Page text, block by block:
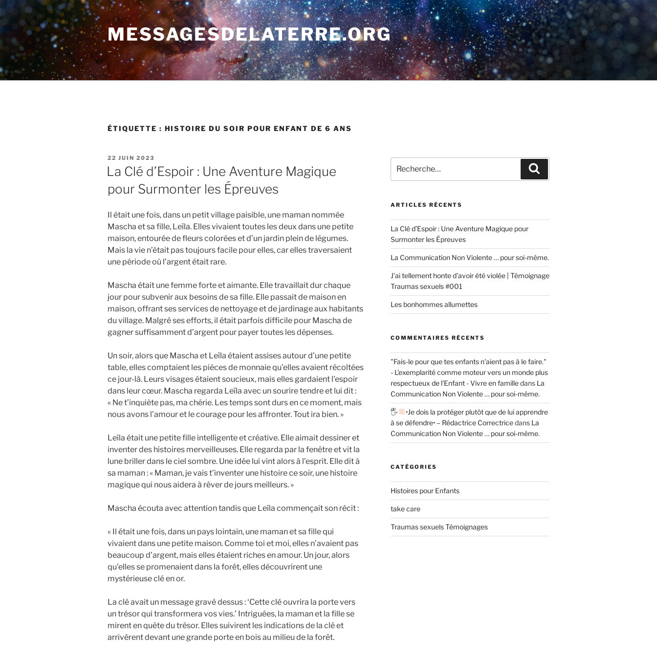
au
contenu
principal
MESSAGESDELATERRE.ORG
–
ÉTIQUETTE : HISTOIRE DU SOIR POUR ENFANT DE 6 ANS
PUBLIÉ
LE
22 JUIN 2023
La Clé d’Espoir : Une Aventure Magique
pour Surmonter les Épreuves
Il était une fois, dans un petit village paisible, une maman nommée
Mascha et sa fille, Leïla. Elles vivaient toutes les deux dans une petite
maison, entourée de fleurs colorées et d’un jardin plein de légumes.
Mais la vie n’était pas toujours facile pour elles, car elles traversaient
une période où l’argent était rare.
Mascha était une femme forte et aimante. Elle travaillait dur chaque
jour pour subvenir aux besoins de sa fille. Elle passait de maison en
maison, offrant ses services de nettoyage et de jardinage aux habitants
du village. Malgré ses efforts, il était parfois difficile pour Mascha de
gagner suffisamment d’argent pour payer toutes les dépenses.
Un soir, alors que Mascha et Leïla étaient assises autour d’une petite
table, elles comptaient les pièces de monnaie qu’elles avaient récoltées
ce jour-là. Leurs visages étaient soucieux, mais elles gardaient l’espoir
dans leur cœur. Mascha regarda Leïla avec un sourire tendre et lui dit :
« Ne t’inquiète pas, ma chérie. Les temps sont durs en ce moment, mais
nous avons l’amour et le courage pour les affronter. Tout ira bien. »
Leïla était une petite fille intelligente et créative. Elle aimait dessiner et
inventer des histoires merveilleuses. Elle regarda par la fenêtre et vit la
lune briller dans le ciel sombre. Une idée lui vint alors à l’esprit. Elle dit à
sa maman : « Maman, je vais t’inventer une histoire ce soir, une histoire
magique qui nous aidera à rêver de jours meilleurs. »
Mascha écouta avec attention tandis que Leïla commençait son récit :
« Il était une fois, dans un pays lointain, une maman et sa fille qui
vivaient dans une petite maison. Comme toi et moi, elles n’avaient pas
beaucoup d’argent, mais elles étaient riches en amour. Un jour, alors
qu’elles se promenaient dans la forêt, elles découvrirent une
mystérieuse clé en or.
La clé avait un message gravé dessus : ‘Cette clé ouvrira la porte vers
un trésor qui transformera vos vies.’ Intriguées, la maman et la fille se
mirent en quête du trésor. Elles suivirent les indications de la clé et
arrivèrent devant une grande porte en bois au milieu de la forêt.
pour
:
ARTICLES RÉCENTS
La Clé d’Espoir : Une Aventure Magique pour
Surmonter les Épreuves
La Communication Non Violente … pour soi-même.
J’ai tellement honte d’avoir été violée | Témoignage
Traumas sexuels #001
Les bonhommes allumettes
COMMENTAIRES RÉCENTS
"Fais-le pour que tes enfants n'aient pas à le faire."
- L'exemplarité comme moteur vers un monde plus
respectueux de l'Enfant - Vivre en familledans La
Communication Non Violente … pour soi-même.
🖐
•Je dois la protéger plutôt que de lui apprendre
à se défendre• – Rédactrice Correctricedans La
Communication Non Violente … pour soi-même.
CATÉGORIES
Histoires pour Enfants
take care
Traumas sexuels Témoignages